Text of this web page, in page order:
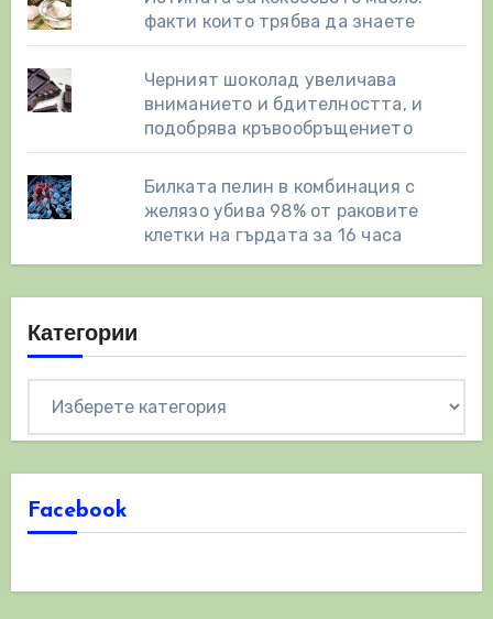
факти които трябва да знаете
Черният шоколад увеличава
вниманието и бдителността, и
подобрява кръвообръщението
Билката пелин в комбинация с
желязо убива 98% от раковите
клетки на гърдата за 16 часа
Категории
Facebook